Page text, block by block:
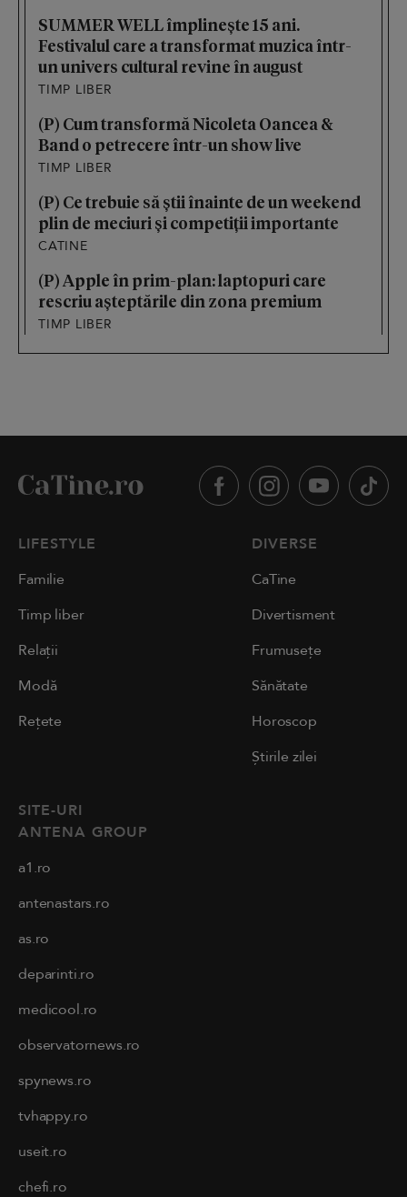
SUMMER WELL împlinește 15 ani.
Festivalul care a transformat muzica într-
un univers cultural revine în august
TIMP LIBER
(P) Cum transformă Nicoleta Oancea &
Band o petrecere într-un show live
TIMP LIBER
(P) Ce trebuie să știi înainte de un weekend
plin de meciuri și competiții importante
CATINE
(P) Apple în prim-plan: laptopuri care
rescriu așteptările din zona premium
TIMP LIBER
LIFESTYLE
Familie
Timp liber
Relații
Modă
Rețete
DIVERSE
CaTine
Divertisment
Frumusețe
Sănătate
Horoscop
Știrile zilei
SITE-URI
ANTENA GROUP
a1.ro
antenastars.ro
as.ro
deparinti.ro
medicool.ro
observatornews.ro
spynews.ro
tvhappy.ro
useit.ro
chefi.ro